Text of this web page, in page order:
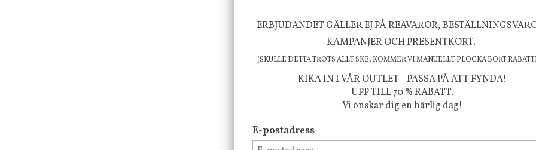
FÖLJ OSS PÅ INSTAGRAM @JBHOME
ERBJUDANDET GÄLLER EJ PÅ REAVAROR,
KAMPANJER OCH PRESENTKORT.
(SKULLE DETTA TROTS ALLT SKE, KOMMER VI MANUELLT PLOCKA BORT
KIKA IN I VÅR OUTLET - PASSA PÅ ATT FYNDA!
UPP TILL 70 % RABATT.
Vi önskar dig en härlig dag!
E-postadress